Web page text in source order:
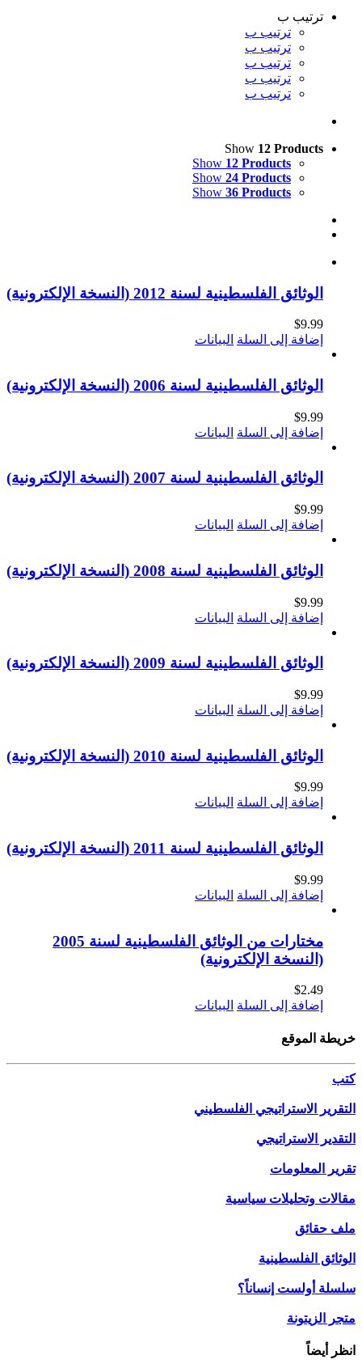
ترتيب ب
ترتيب ب
ترتيب ب
ترتيب ب
ترتيب ب
ترتيب ب
Show 12 Products
Show 12 Products
Show 24 Products
Show 36 Products
الوثائق الفلسطينية لسنة 2012 (النسخة الإلكترونية)
$9.99
إضافة إلى السلة البيانات
الوثائق الفلسطينية لسنة 2006 (النسخة الإلكترونية)
$9.99
إضافة إلى السلة البيانات
الوثائق الفلسطينية لسنة 2007 (النسخة الإلكترونية)
$9.99
إضافة إلى السلة البيانات
الوثائق الفلسطينية لسنة 2008 (النسخة الإلكترونية)
$9.99
إضافة إلى السلة البيانات
الوثائق الفلسطينية لسنة 2009 (النسخة الإلكترونية)
$9.99
إضافة إلى السلة البيانات
الوثائق الفلسطينية لسنة 2010 (النسخة الإلكترونية)
$9.99
إضافة إلى السلة البيانات
الوثائق الفلسطينية لسنة 2011 (النسخة الإلكترونية)
$9.99
إضافة إلى السلة البيانات
مختارات من الوثائق الفلسطينية لسنة 2005
(النسخة الإلكترونية)
$2.49
إضافة إلى السلة البيانات
خريطة الموقع
كتب
التقرير الاستراتيجي الفلسطيني
التقدير الاستراتيجي
تقرير المعلومات
مقالات وتحليلات سياسية
ملف حقائق
الوثائق الفلسطينية
سلسلة أولست إنساناً؟
متجر الزيتونة
انظر أيضاً